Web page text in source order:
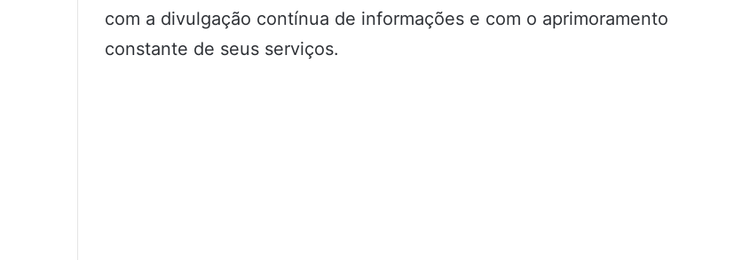
com a divulgação contínua de informações e com o aprimoramento
constante de seus serviços.